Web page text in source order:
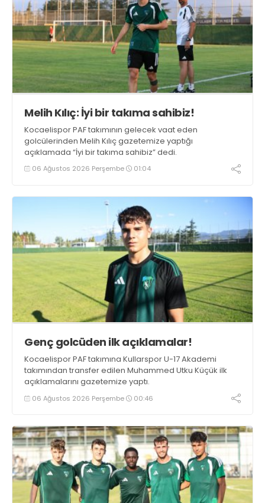
Melih Kılıç: İyi bir takıma sahibiz!
Kocaelispor PAF takımının gelecek vaat eden
golcülerinden Melih Kılıç gazetemize yaptığı
açıklamada “İyi bir takıma sahibiz” dedi.
06 Ağustos 2026 Perşembe 01:04
Genç golcüden ilk açıklamalar!
Kocaelispor PAF takımına Kullarspor U-17 Akademi
takımından transfer edilen Muhammed Utku Küçük ilk
açıklamalarını gazetemize yaptı.
06 Ağustos 2026 Perşembe 00:46